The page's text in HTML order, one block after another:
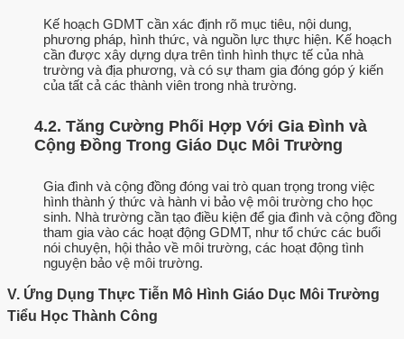
Kế hoạch GDMT cần xác định rõ mục tiêu, nội dung,
phương pháp, hình thức, và nguồn lực thực hiện. Kế hoạch
cần được xây dựng dựa trên tình hình thực tế của nhà
trường và địa phương, và có sự tham gia đóng góp ý kiến
của tất cả các thành viên trong nhà trường.
4.2. Tăng Cường Phối Hợp Với Gia Đình và
Cộng Đồng Trong Giáo Dục Môi Trường
Gia đình và cộng đồng đóng vai trò quan trọng trong việc
hình thành ý thức và hành vi bảo vệ môi trường cho học
sinh. Nhà trường cần tạo điều kiện để gia đình và cộng đồng
tham gia vào các hoạt động GDMT, như tổ chức các buổi
nói chuyện, hội thảo về môi trường, các hoạt động tình
nguyện bảo vệ môi trường.
V. Ứng Dụng Thực Tiễn Mô Hình Giáo Dục Môi Trường
Tiểu Học Thành Công